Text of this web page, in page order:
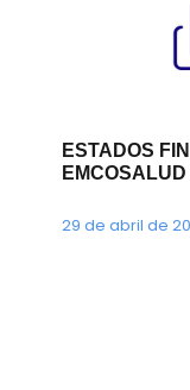
ESTADOS
29 de abril de